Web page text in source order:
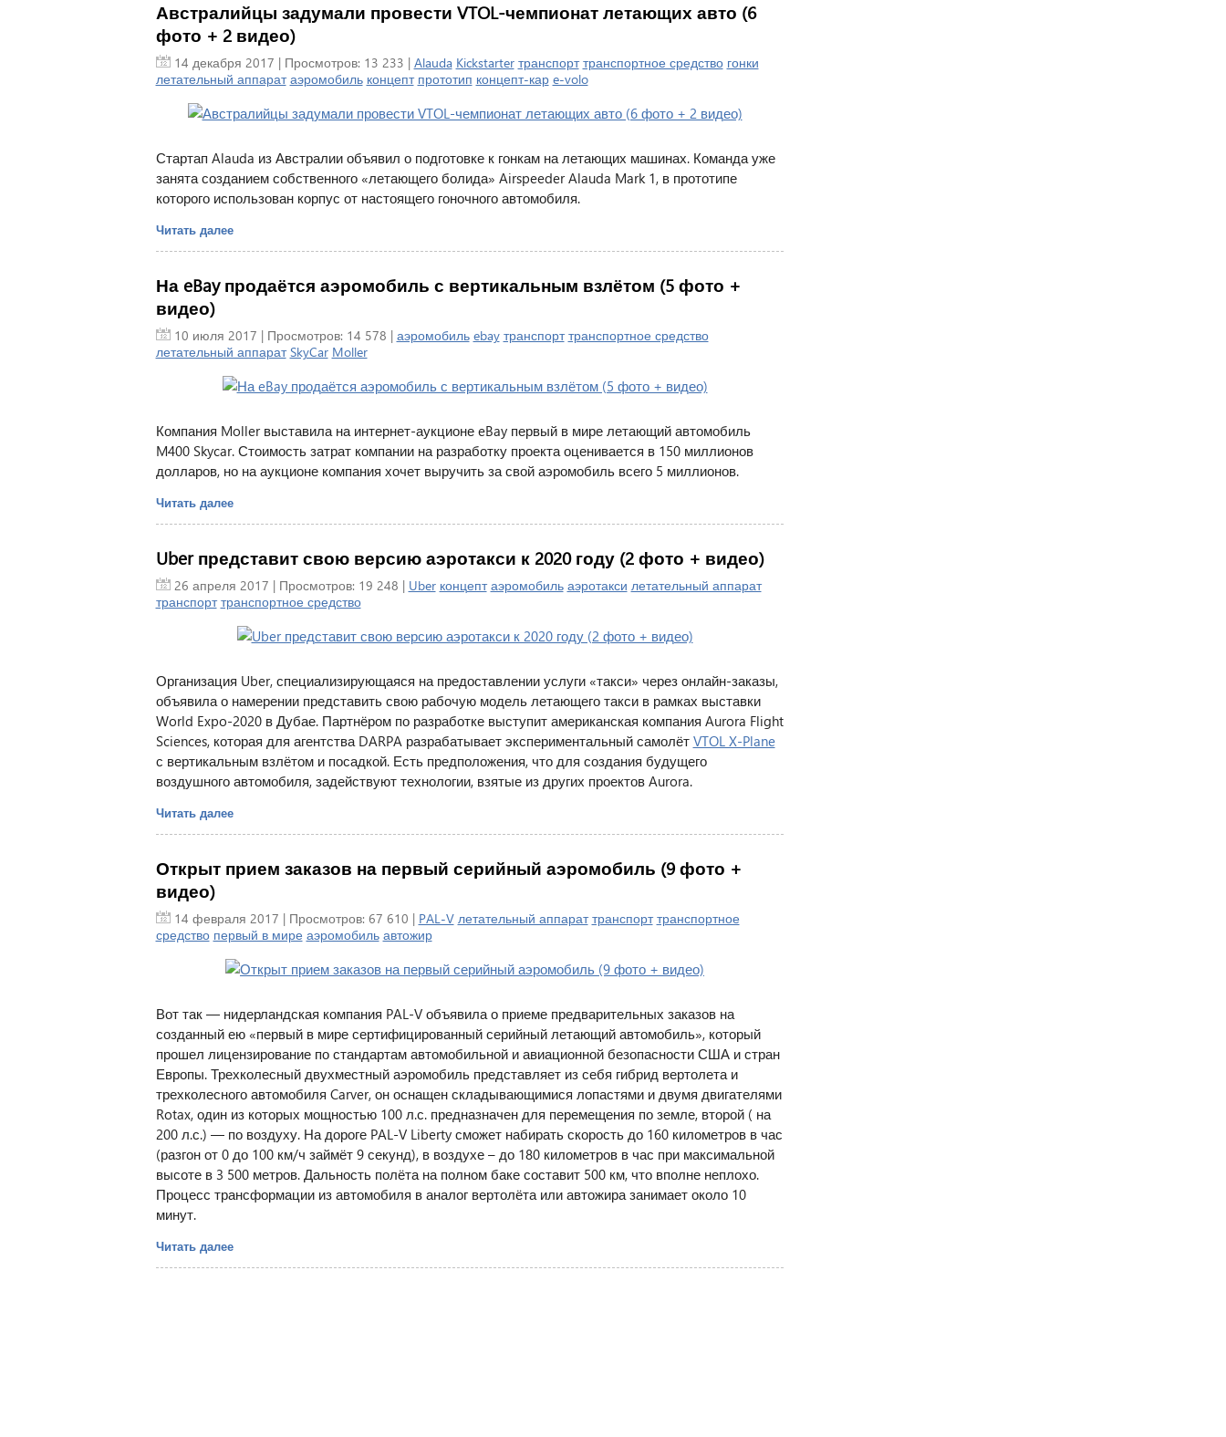
Австралийцы задумали провести VTOL-чемпионат летающих авто (6
фото + 2 видео)
14 декабря 2017 | Просмотров: 13 233 | Alauda Kickstarter транспорт транспортное средство гонки
летательный аппарат аэромобиль концепт прототип концепт-кар e-volo
Стартап Alauda из Австралии объявил о подготовке к гонкам на летающих машинах. Команда уже
занята созданием собственного «летающего болида» Airspeeder Alauda Mark 1, в прототипе
которого использован корпус от настоящего гоночного автомобиля.
Читать далее
На eBay продаётся аэромобиль с вертикальным взлётом (5 фото +
видео)
10 июля 2017 | Просмотров: 14 578 | аэромобиль ebay транспорт транспортное средство
летательный аппарат SkyCar Moller
Компания Moller выставила на интернет-аукционе eBay первый в мире летающий автомобиль
M400 Skycar. Стоимость затрат компании на разработку проекта оценивается в 150 миллионов
долларов, но на аукционе компания хочет выручить за свой аэромобиль всего 5 миллионов.
Читать далее
Uber представит свою версию аэротакси к 2020 году (2 фото + видео)
26 апреля 2017 | Просмотров: 19 248 | Uber концепт аэромобиль аэротакси летательный аппарат
транспорт транспортное средство
Организация Uber, специализирующаяся на предоставлении услуги «такси» через онлайн-заказы,
объявила о намерении представить свою рабочую модель летающего такси в рамках выставки
World Expo-2020 в Дубае. Партнёром по разработке выступит американская компания Aurora Flight
Sciences, которая для агентства DARPA разрабатывает экспериментальный самолёт VTOL X-Plane
с вертикальным взлётом и посадкой. Есть предположения, что для создания будущего
воздушного автомобиля, задействуют технологии, взятые из других проектов Aurora.
Читать далее
Открыт прием заказов на первый серийный аэромобиль (9 фото +
видео)
14 февраля 2017 | Просмотров: 67 610 | PAL-V летательный аппарат транспорт транспортное
средство первый в мире аэромобиль автожир
Вот так — нидерландская компания PAL-V объявила о приеме предварительных заказов на
созданный ею «первый в мире сертифицированный серийный летающий автомобиль», который
прошел лицензирование по стандартам автомобильной и авиационной безопасности США и стран
Европы. Трехколесный двухместный аэромобиль представляет из себя гибрид вертолета и
трехколесного автомобиля Carver, он оснащен складывающимися лопастями и двумя двигателями
Rotax, один из которых мощностью 100 л.с. предназначен для перемещения по земле, второй ( на
200 л.с.) — по воздуху. На дороге PAL-V Liberty сможет набирать скорость до 160 километров в час
(разгон от 0 до 100 км/ч займёт 9 секунд), в воздухе – до 180 километров в час при максимальной
высоте в 3 500 метров. Дальность полёта на полном баке составит 500 км, что вполне неплохо.
Процесс трансформации из автомобиля в аналог вертолёта или автожира занимает около 10
минут.
Читать далее